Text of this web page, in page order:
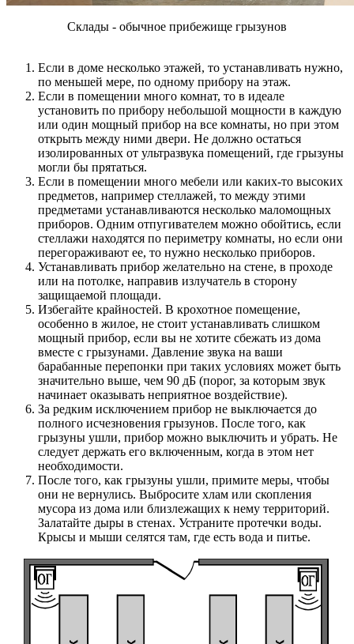
Склады - обычное прибежище грызунов
Если в доме несколько этажей, то устанавливать нужно,
по меньшей мере, по одному прибору на этаж.
Если в помещении много комнат, то в идеале
установить по прибору небольшой мощности в каждую
или один мощный прибор на все комнаты, но при этом
открыть между ними двери. Не должно остаться
изолированных от ультразвука помещений, где грызуны
могли бы прятаться.
Если в помещении много мебели или каких-то высоких
предметов, например стеллажей, то между этими
предметами устанавливаются несколько маломощных
приборов. Одним отпугивателем можно обойтись, если
стеллажи находятся по периметру комнаты, но если они
перегораживают ее, то нужно несколько приборов.
Устанавливать прибор желательно на стене, в проходе
или на потолке, направив излучатель в сторону
защищаемой площади.
Избегайте крайностей. В крохотное помещение,
особенно в жилое, не стоит устанавливать слишком
мощный прибор, если вы не хотите сбежать из дома
вместе с грызунами. Давление звука на ваши
барабанные перепонки при таких условиях может быть
значительно выше, чем 90 дБ (порог, за которым звук
начинает оказывать неприятное воздействие).
За редким исключением прибор не выключается до
полного исчезновения грызунов. После того, как
грызуны ушли, прибор можно выключить и убрать. Не
следует держать его включенным, когда в этом нет
необходимости.
После того, как грызуны ушли, примите меры, чтобы
они не вернулись. Выбросите хлам или скопления
мусора из дома или близлежащих к нему территорий.
Залатайте дыры в стенах. Устраните протечки воды.
Крысы и мыши селятся там, где есть вода и питье.